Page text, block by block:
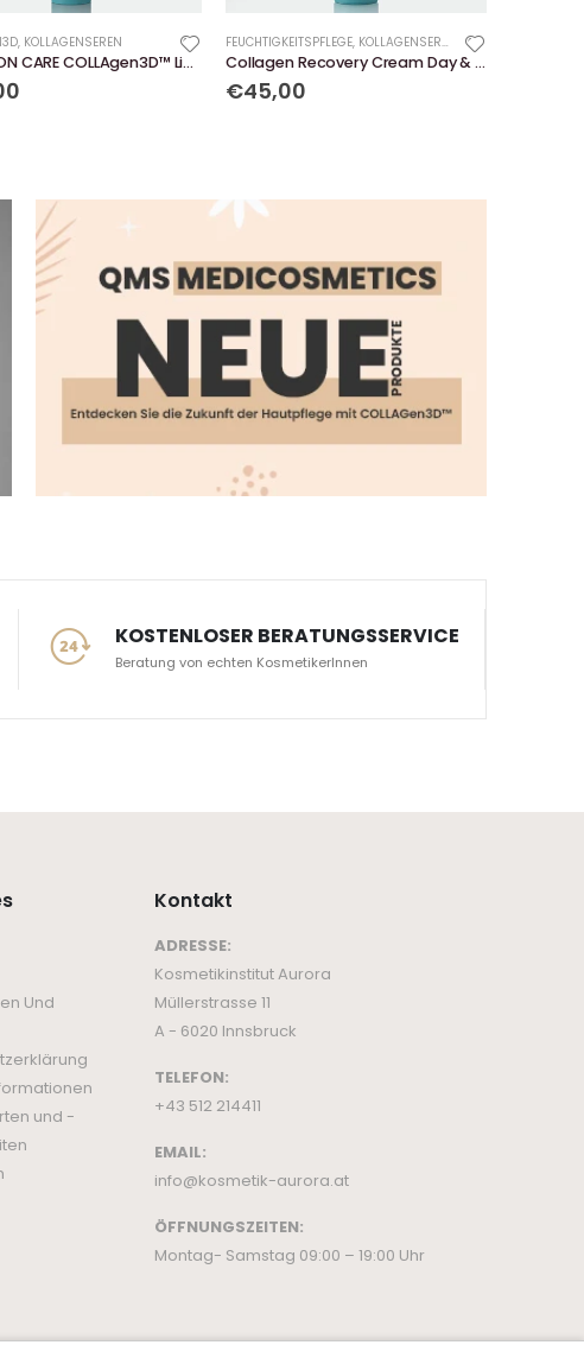
, KOLLAGENSEREN
PRECISION CARE COLLAgen3D™ Light Cream
FEUCHTIGKEITSPFLEGE, KOLLAGENSEREN
Collagen Recovery Cream Day & Night Cream
€45,00
KOSTENLOSER BERATUNGSSERVICE
Beratung von echten KosmetikerInnen
Und
und -
Kontakt
ADRESSE:
Kosmetikinstitut Aurora
Müllerstrasse 11
A - 6020 Innsbruck
TELEFON:
+43 512 214411
EMAIL:
info@kosmetik-aurora.at
ÖFFNUNGSZEITEN:
Montag- Samstag 09:00 – 19:00 Uhr